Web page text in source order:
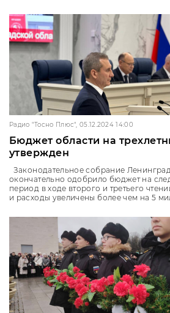
Радио "Тосно Плюс", 05.12.2024 14:00
Бюджет области на
утвержден
Законодательное собрание
окончательно одобрило бюджет на
период в ходе второго и третьего
и расходы увеличены более чем на 5